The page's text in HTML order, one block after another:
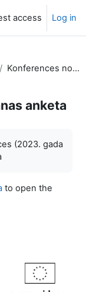
access Log in
Konferences novērtēšanas anketa
anketa
(2023. gada
to open the